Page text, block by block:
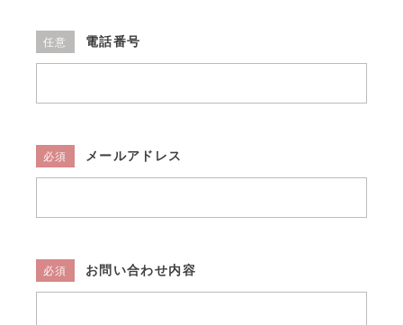
任意 電話番号
必須 メールアドレス
必須 お問い合わせ内容